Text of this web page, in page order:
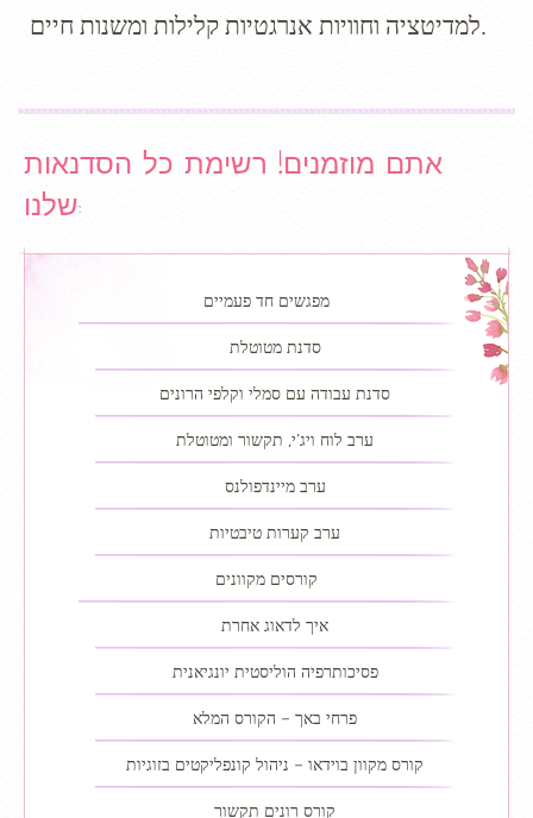
למדיטציה וחוויות אנרגטיות קלילות ומשנות חיים.
אתם מוזמנים! רשימת כל הסדנאות
שלנו:
מפגשים חד פעמיים
סדנת מטוטלת
סדנת עבודה עם סמלי וקלפי הרונים
ערב לוח ויג’י, תקשור ומטוטלת
ערב מיינדפולנס
ערב קערות טיבטיות
קורסים מקוונים
איך לדאוג אחרת
פסיכותרפיה הוליסטית יונגיאנית
פרחי באך – הקורס המלא
קורס מקוון בוידאו – ניהול קונפליקטים בזוגיות
קורס רונים תקשור